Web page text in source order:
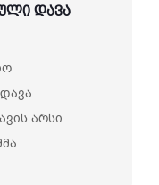
დავა
არსი